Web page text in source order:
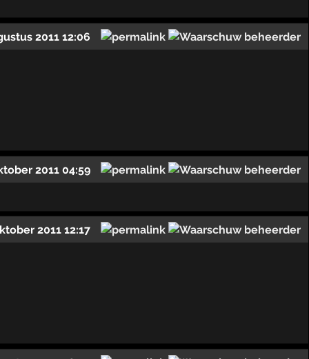
2011 12:06
2011 04:59
2011 12:17